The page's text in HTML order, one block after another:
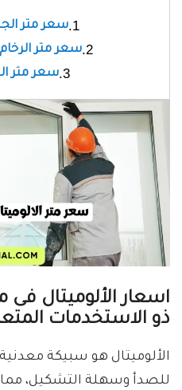
سعر متر
سعر متر
سعر متر
اسعار الألوميتال
ذو الاستخدمات
الألوميتال هو سبيكة
للصدأ وسهلة التشكيل، مما